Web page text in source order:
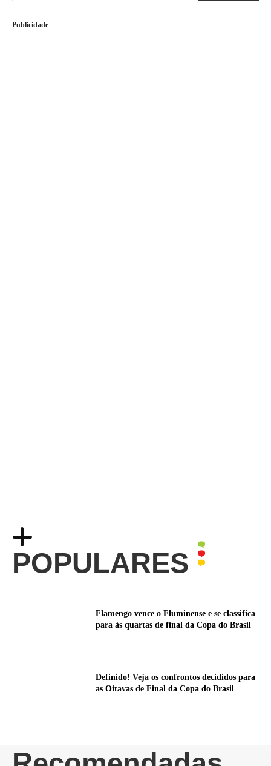
Publicidade
POPULARES
Flamengo vence o Fluminense e se classifica
para às quartas de final da Copa do Brasil
Definido! Veja os confrontos decididos para
as Oitavas de Final da Copa do Brasil